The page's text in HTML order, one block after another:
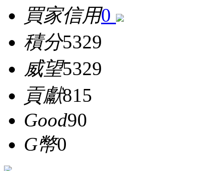
買家信用0
積分5329
威望5329
貢獻815
Good90
G幣0